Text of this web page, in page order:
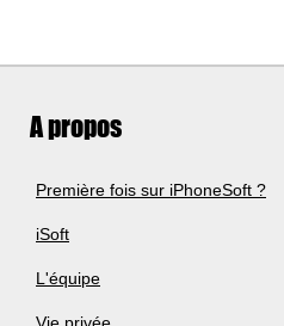
A propos
Première fois sur iPhoneSoft ?
iSoft
L'équipe
Vie privée